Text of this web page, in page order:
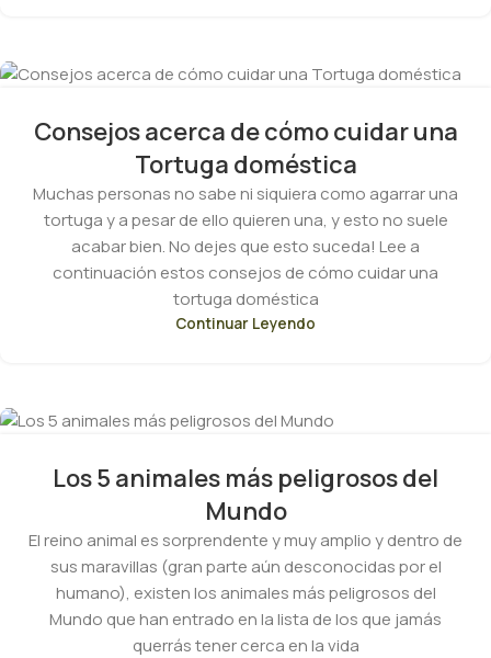
Consejos acerca de cómo cuidar una
Tortuga doméstica
Muchas personas no sabe ni siquiera como agarrar una
tortuga y a pesar de ello quieren una, y esto no suele
acabar bien. No dejes que esto suceda! Lee a
continuación estos consejos de cómo cuidar una
tortuga doméstica
Continuar Leyendo
Los 5 animales más peligrosos del
Mundo
El reino animal es sorprendente y muy amplio y dentro de
sus maravillas (gran parte aún desconocidas por el
humano), existen los animales más peligrosos del
Mundo que han entrado en la lista de los que jamás
querrás tener cerca en la vida